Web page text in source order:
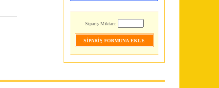
Sipariş Miktarı: